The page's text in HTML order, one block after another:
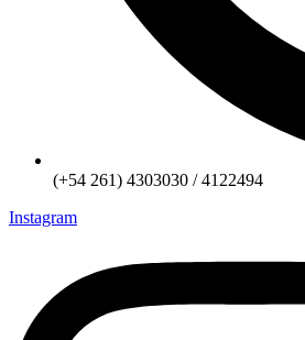
(+54 261) 4303030 / 4122494
Instagram